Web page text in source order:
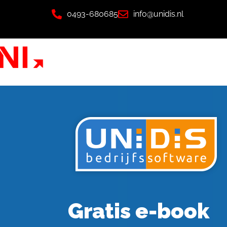
0493-680685 info@unidis.nl
Gratis e-book